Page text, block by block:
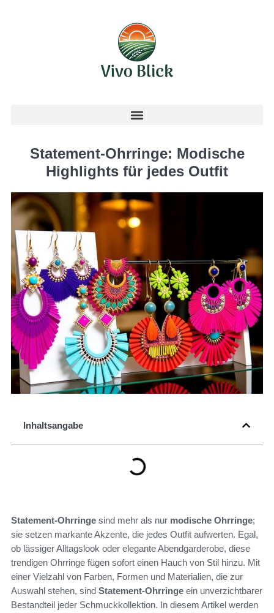
Statement-Ohrringe: Modische
Highlights für jedes Outfit
Inhaltsangabe
Statement-Ohrringe sind mehr als nur modische Ohrringe;
sie setzen markante Akzente, die jedes Outfit aufwerten. Egal,
ob lässiger Alltagslook oder elegante Abendgarderobe, diese
trendigen Ohrringe fügen sofort einen Hauch von Stil hinzu. Mit
einer Vielzahl von Farben, Formen und Materialien, die zur
Auswahl stehen, sind Statement-Ohrringe ein unverzichtbarer
Bestandteil jeder Schmuckkollektion. In diesem Artikel werden